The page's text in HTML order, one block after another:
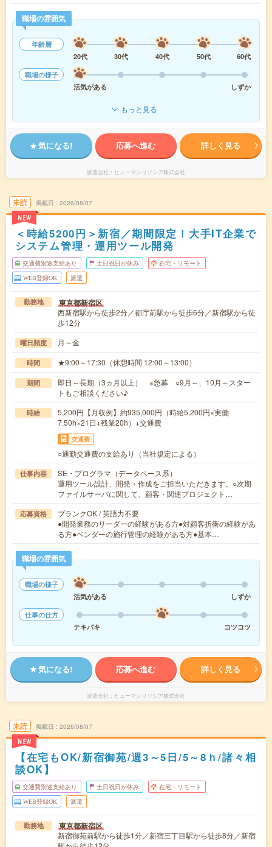
職場の雰囲気
年齢層
20代
30代 40代 50代
60代
職場の様子
活気がある
しずか
もっと見る
気になる! 応募へ進む 詳しく見る
派遣会社 ヒューマンリソシア株式会社
未読
NEW
掲載日 2026/08/07
＜時給5200円＞新宿／期間限定！大手IT企業で
システム管理・運用ツール開発
交通費別途支給あり 土日祝日が休み 在宅・リモート
WEB登録OK 派遣
勤務地 東京都新宿区
西新宿駅から徒歩2分／都庁前駅から徒歩6分／新宿駅から徒
歩12分
曜日頻度 月～金
時間 ★9:00～17:30（休憩時間 12:00～13:00）
期間
即日～長期（3ヵ月以上） ※急募 ○9月～、10月～スター
トもご相談ください♪
時給
5,200円【月収例】約935,000円（時給5,200円×実働
7.50h×21日+残業20h）+交通費
交通費
○通勤交通費の支給あり（当社規定による）
仕事内容
SE・プログラマ（データベース系）
運用ツール設計、開発・作成をご担当いただきます。○次期
ファイルサーバに関して、顧客・関連プロジェクト…
応募資格
ブランクOK / 英語力不要
●開発業務のリーダーの経験がある方●対顧客折衝の経験があ
る方●ベンダーの施行管理の経験がある方●基本…
職場の雰囲気
職場の様子
活気がある
しずか
仕事の仕方
テキパキ
コツコツ
気になる! 応募へ進む 詳しく見る
派遣会社 ヒューマンリソシア株式会社
未読
NEW
掲載日 2026/08/07
【在宅もOK/新宿御苑/週3～5日/5～8ｈ/諸々相
談OK】
交通費別途支給あり 土日祝日が休み 在宅・リモート
WEB登録OK 派遣
勤務地 東京都新宿区
新宿御苑前駅から徒歩1分／新宿三丁目駅から徒歩8分／新宿